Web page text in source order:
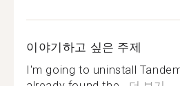
이야기하고 싶은 주제
I'm going to uninstall